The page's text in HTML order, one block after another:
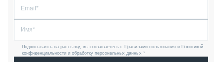
Подписываясь на рассылку, вы соглашаетесь с Правилами пользования и Политикой
конфиденциальности и обработку персональных данных *